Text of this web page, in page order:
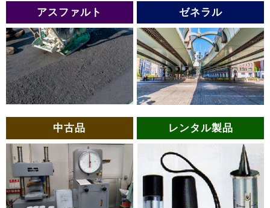
アスファルト ゼネラル
中古品 レンタル製品